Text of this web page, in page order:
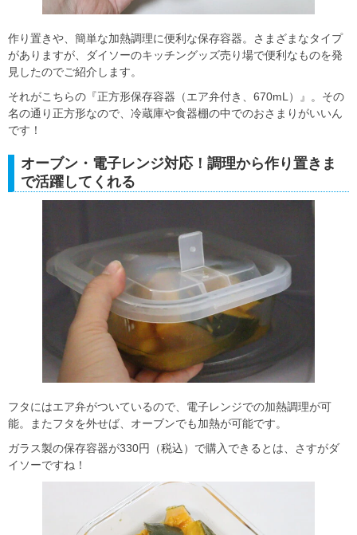
作り置きや、簡単な加熱調理に便利な保存容器。さまざまなタイプ
がありますが、ダイソーのキッチングッズ売り場で便利なものを発
見したのでご紹介します。
それがこちらの『正方形保存容器（エア弁付き、670mL）』。その
名の通り正方形なので、冷蔵庫や食器棚の中でのおさまりがいいん
です！
オーブン・電子レンジ対応！調理から作り置きま
で活躍してくれる
フタにはエア弁がついているので、電子レンジでの加熱調理が可
能。またフタを外せば、オーブンでも加熱が可能です。
ガラス製の保存容器が330円（税込）で購入できるとは、さすがダ
イソーですね！